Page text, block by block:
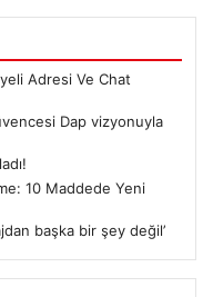
Adresi Ve Chat
Dap vizyonuyla
10 Maddede Yeni
başka bir şey değil’